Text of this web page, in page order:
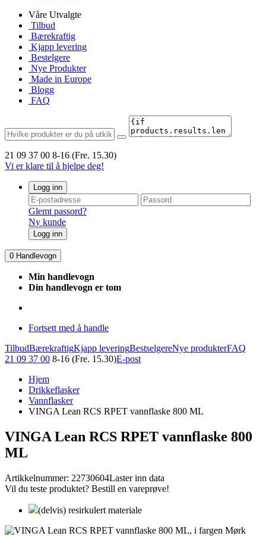
Våre Utvalgte
Tilbud
Bærekraftig
Kjapp levering
Bestelgere
Nye Produkter
Made in Europe
Blogg
FAQ
21 09 37 00 8-16 (Fre. 15.30)
Vi er klare til å hjelpe deg!
Logg inn
Glemt passord?
Ny kunde
Logg inn
0 Handlevogn
Min handlevogn
Din handlevogn er tom
Fortsett med å handle
TilbudBærekraftigKjapp leveringBestselgereNye produkterFAQ
21 09 37 00 8-16 (Fre. 15.30)E-post
Hjem
Drikkeflasker
Vannflasker
VINGA Lean RCS RPET vannflaske 800 ML
VINGA Lean RCS RPET vannflaske 800
ML
Artikkelnummer: 22730604Laster inn data
Vil du teste produktet? Bestill en vareprøve!
(delvis) resirkulert materiale